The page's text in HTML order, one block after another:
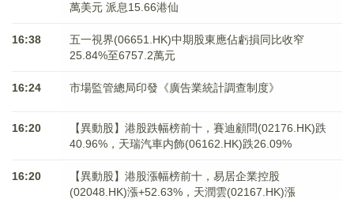
萬美元 派息15.66港仙
16:38
五一視界(06651.HK)中期股東應佔虧損同比收窄
25.84%至6757.2萬元
16:24 市場監管總局印發《廣告業統計調查制度》
16:20
【異動股】港股跌幅榜前十，賽迪顧問(02176.HK)跌
40.96%，天瑞汽車内飾(06162.HK)跌26.09%
16:20
【異動股】港股漲幅榜前十，易居企業控股
(02048.HK)漲+52.63%，天潤雲(02167.HK)漲